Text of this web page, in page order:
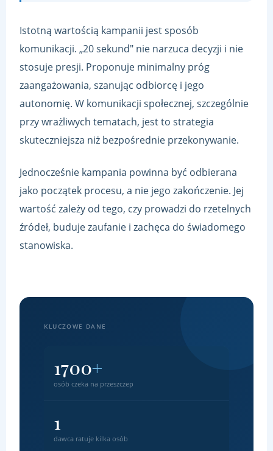
Istotną wartością kampanii jest sposób
komunikacji. „20 sekund" nie narzuca decyzji i nie
stosuje presji. Proponuje minimalny próg
zaangażowania, szanując odbiorcę i jego
autonomię. W komunikacji społecznej, szczególnie
przy wrażliwych tematach, jest to strategia
skuteczniejsza niż bezpośrednie przekonywanie.
Jednocześnie kampania powinna być odbierana
jako początek procesu, a nie jego zakończenie. Jej
wartość zależy od tego, czy prowadzi do rzetelnych
źródeł, buduje zaufanie i zachęca do świadomego
stanowiska.
KLUCZOWE DANE
1700+
osób czeka na przeszczep
1
dawca ratuje kilka osób